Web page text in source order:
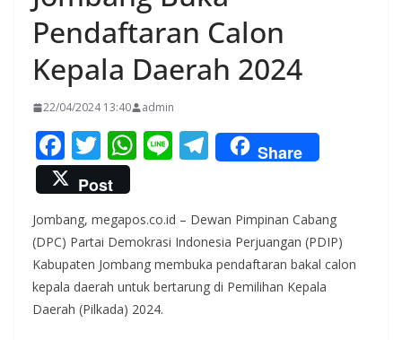
Pendaftaran Calon
Kepala Daerah 2024
22/04/2024 13:40 admin
F
ac
e
b
o
o
k
T
w
itt
er
W
s
A
p
p
Li T
el
gr
a
m
Share
Post
Jombang, megapos.co.id – Dewan Pimpinan Cabang
(DPC) Partai Demokrasi Indonesia Perjuangan (PDIP)
Kabupaten Jombang membuka pendaftaran bakal calon
kepala daerah untuk bertarung di Pemilihan Kepala
Daerah (Pilkada) 2024.